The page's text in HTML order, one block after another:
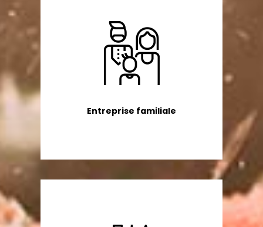
Entreprise familiale